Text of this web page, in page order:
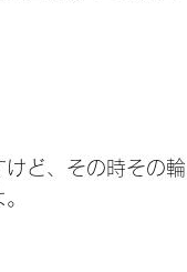
ど、その時その輪